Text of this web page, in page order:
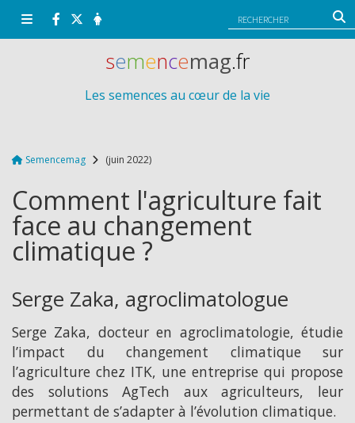
Semencemag (juin 2022)
Comment l'agriculture fait
face au changement
climatique ?
Serge Zaka, agroclimatologue
Serge Zaka, docteur en agroclimatologie, étudie
l’impact du changement climatique sur
l’agriculture chez ITK, une entreprise qui propose
des solutions AgTech aux agriculteurs, leur
permettant de s’adapter à l’évolution climatique.
semencemag.fr
Les semences au cœur de la vie
Panneau de gestion des cookies